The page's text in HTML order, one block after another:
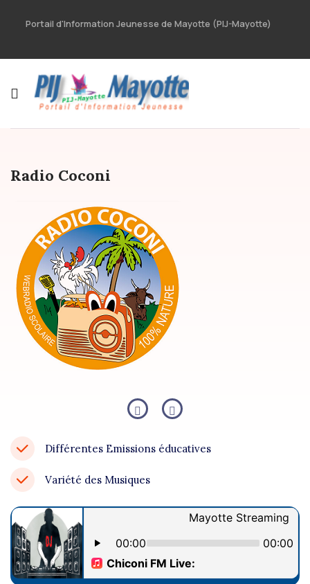
Portail d'Information Jeunesse de Mayotte (PIJ-Mayotte)
Radio Coconi
ContactSite
Différentes Emissions éducatives
Variété des Musiques